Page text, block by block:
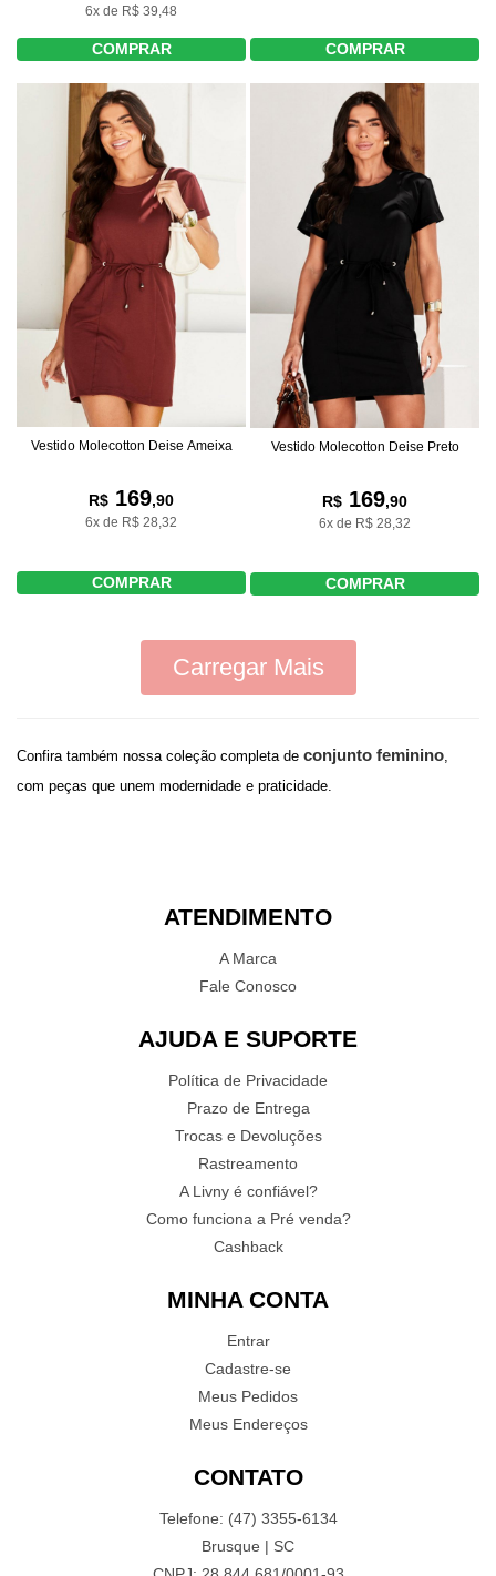
6x de R$ 39,48
COMPRAR COMPRAR
Vestido Molecotton Deise Ameixa
R$ 169,90
6x de R$ 28,32
COMPRAR
Vestido Molecotton Deise Preto
R$ 169,90
6x de R$ 28,32
COMPRAR
Carregar Mais
Confira também nossa coleção completa de conjunto feminino
com peças que unem modernidade e praticidade.
ATENDIMENTO
A Marca
Fale Conosco
AJUDA E SUPORTE
Política de Privacidade
Prazo de Entrega
Trocas e Devoluções
Rastreamento
A Livny é confiável?
Como funciona a Pré venda?
Cashback
MINHA CONTA
Entrar
Cadastre-se
Meus Pedidos
Meus Endereços
CONTATO
Telefone: (47) 3355-6134
Brusque | SC